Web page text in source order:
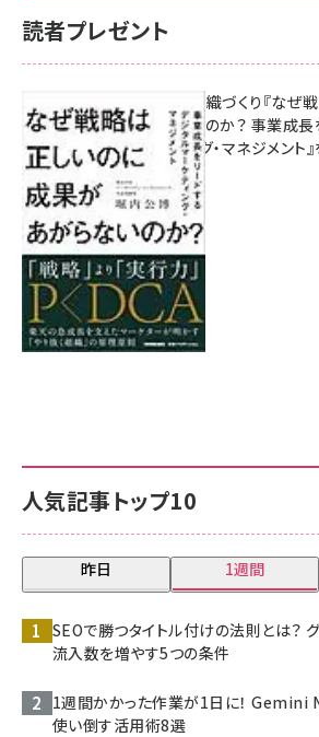
人気記事トップ10
昨日 1週間
SEOで勝つタイトル付けの法則とは？
流入数を増やす5つの条件
1週間かかった作業が1日に！
使い倒す活用術8選
読者プレゼント
成果を生む組織づくり『なぜ
があがらないのか？ 事業成長
マーケティング・マネジメント
8月7日 10:00